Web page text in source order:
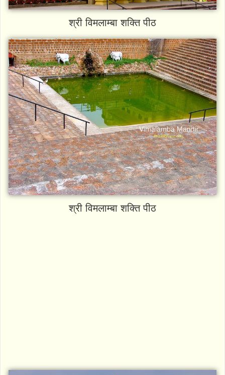
श्री विमलाम्बा शक्ति पीठ
श्री विमलाम्बा शक्ति पीठ